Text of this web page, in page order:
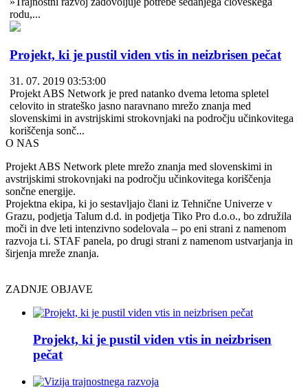
rodu,...
Projekt, ki je pustil viden vtis in neizbrisen pečat
31. 07. 2019 03:53:00
Projekt ABS Network je pred natanko dvema letoma spletel
celovito in strateško jasno naravnano mrežo znanja med
slovenskimi in avstrijskimi strokovnjaki na področju učinkovitega
koriščenja sonč...
O NAS
Projekt ABS Network plete mrežo znanja med slovenskimi in
avstrijskimi strokovnjaki na področju učinkovitega koriščenja
sončne energije.
Projektna ekipa, ki jo sestavljajo člani iz Tehnične Univerze v
Grazu, podjetja Talum d.d. in podjetja Tiko Pro d.o.o., bo združila
moči in dve leti intenzivno sodelovala – po eni strani z namenom
razvoja t.i. STAF panela, po drugi strani z namenom ustvarjanja in
širjenja mreže znanja.
ZADNJE OBJAVE
Projekt, ki je pustil viden vtis in neizbrisen
pečat